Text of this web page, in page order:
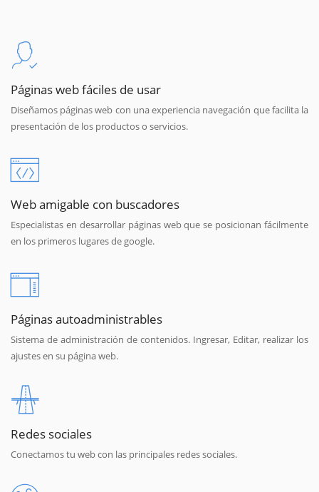
Páginas web fáciles de usar
Diseñamos páginas web con una experiencia navegación que facilita la
presentación de los productos o servicios.
Web amigable con buscadores
Especialistas en desarrollar páginas web que se posicionan fácilmente
en los primeros lugares de google.
Páginas autoadministrables
Sistema de administración de contenidos. Ingresar, Editar, realizar los
ajustes en su página web.
Redes sociales
Conectamos tu web con las principales redes sociales.